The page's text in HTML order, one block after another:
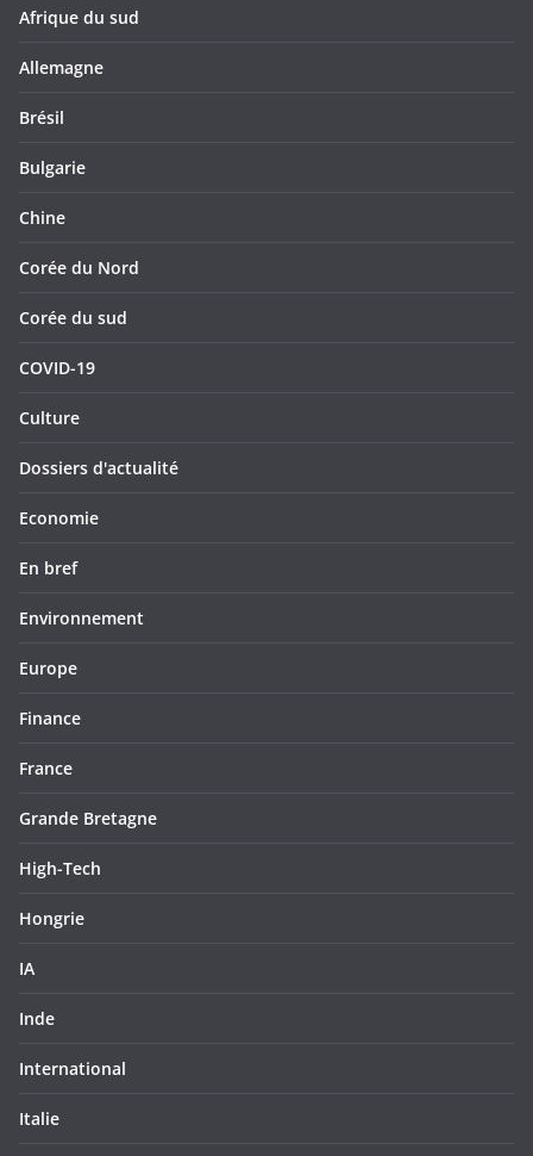
Afrique du sud
Allemagne
Brésil
Bulgarie
Chine
Corée du Nord
Corée du sud
COVID-19
Culture
Dossiers d'actualité
Economie
En bref
Environnement
Europe
Finance
France
Grande Bretagne
High-Tech
Hongrie
IA
Inde
International
Italie